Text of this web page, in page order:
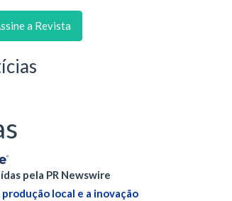
a Revista
pela PR Newswire
local e a inovação